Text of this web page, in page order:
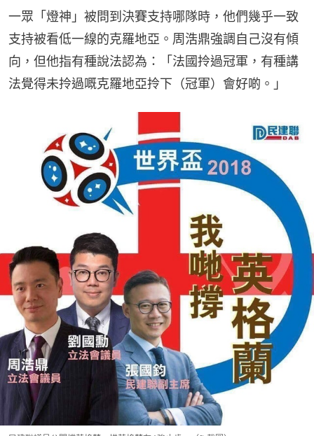
一眾「燈神」被問到決賽支持哪隊時，他們幾乎一致
支持被看低一線的克羅地亞。周浩鼎強調自己沒有傾
向，但他指有種說法認為：「法國拎過冠軍，有種講
法覺得未拎過嘅克羅地亞拎下（冠軍）會好啲。」